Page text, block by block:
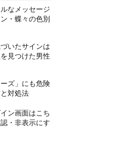
なメッセージ
・蝶々の色別
いたサインは
見つけた男性
ズ」にも危険
対処法
ン画面はこち
・非表示にす